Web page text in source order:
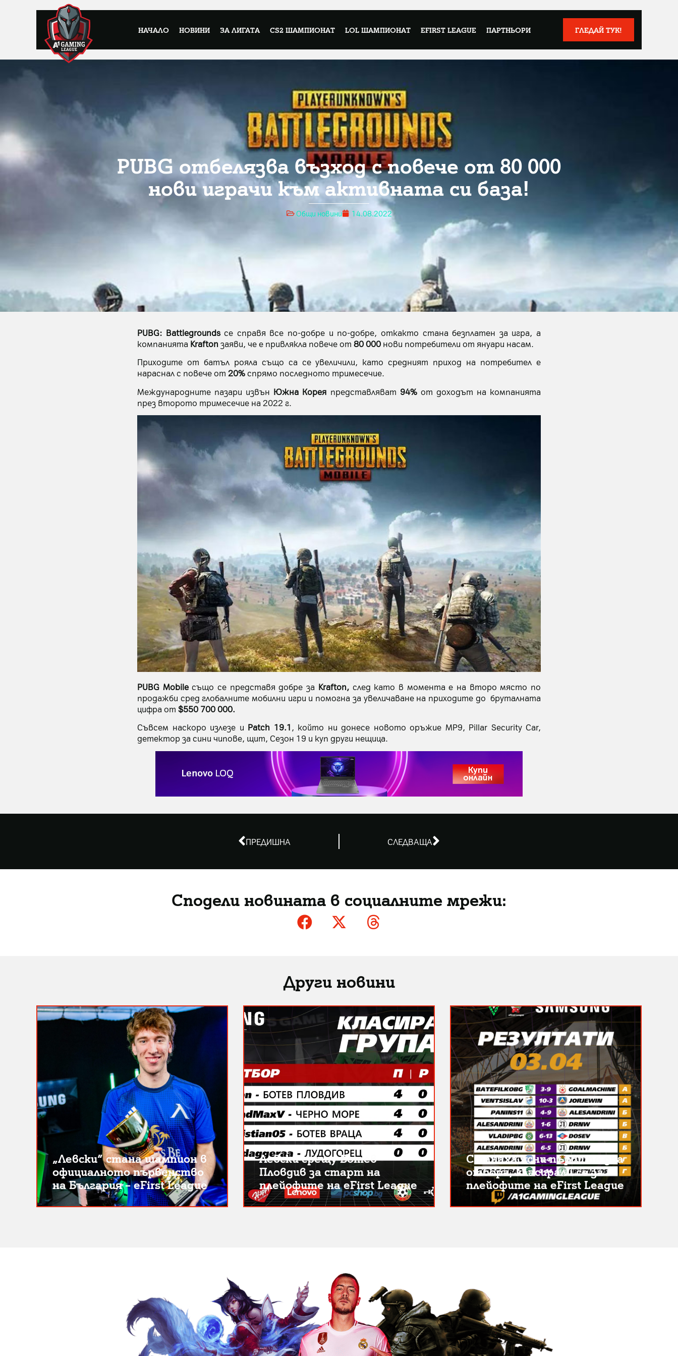
НАЧАЛО НОВИНИ ЗА ЛИГАТА CS2 ШАМПИОНАТ LOL ШАМПИОНАТ EFIRST LEAGUE ПАРТНЬОРИ ГЛЕДАЙ ТУК!
PUBG отбелязва възход с повече от 80 000
нови играчи към активната си база!
Общи новини 14.08.2022
PUBG: Battlegroundsсе справя все по-добре и по-добре, откакто стана безплатен за игра, а
компанията Krafton заяви, че е привлякла повече от 80 000 нови потребители от януари насам.
Приходите от батъл рояла също са се увеличили, като средният приход на потребител е
нараснал с повече от 20%спрямо последното тримесечие.
Mеждународните пазари извън Южна Корея представляват 94%от доходът на компанията
през второто тримесечие на 2022 г.
PUBG Mobileсъщо се представя добре за Krafton,след като в момента е на второ място по
продажби сред глобалните мобилни игри и помогна за увеличаване на приходите до бруталната
цифра от $550 700 000.
Съвсем наскоро излезе и Patch 19.1 , който ни донесе новото оръжие MP9, Pillar Security Car,
детектор за сини чипове, щит, Сезон 19 и куп други нещица.
ПРЕДИШНА СЛЕДВАЩА
Сподели новината в социалните мрежи:
Други новини
„Левски“ стана шампион в
официалното първенство
на България – eFirst League
Левски срещу Ботев
Пловдив за старт на
плейофите на eFirst League
Станаха ясни първите два
отбора, класирали се за
плейофите на eFirst League